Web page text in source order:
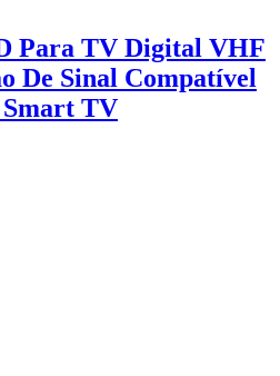
Para TV Digital VHF
De Sinal Compatível
TV